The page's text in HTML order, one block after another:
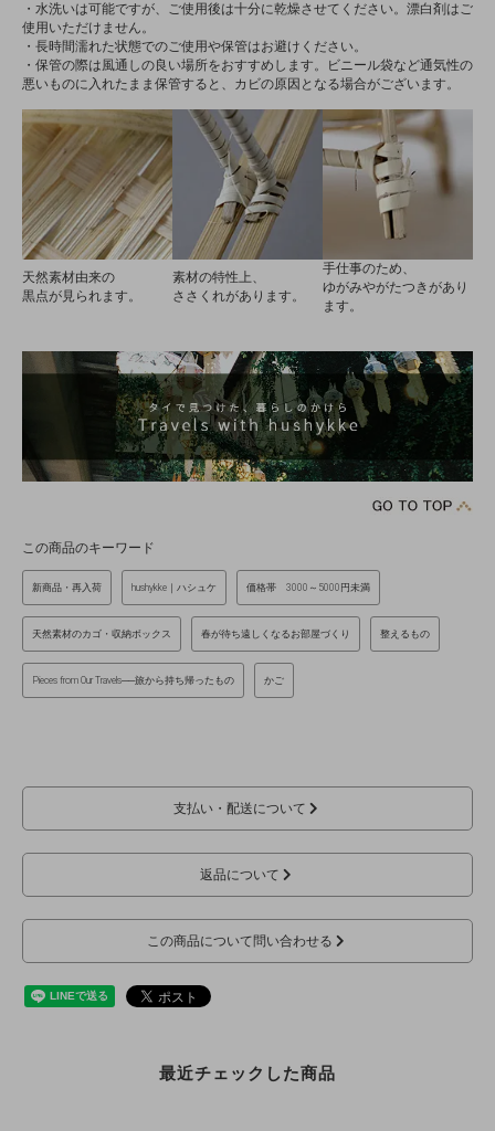
・水洗いは可能ですが、ご使用後は十分に乾燥させてください。漂白剤はご
使用いただけません。
・長時間濡れた状態でのご使用や保管はお避けください。
・保管の際は風通しの良い場所をおすすめします。ビニール袋など通気性の
悪いものに入れたまま保管すると、カビの原因となる場合がございます。
天然素材由来の
黒点が見られます。
素材の特性上、
ささくれがあります。
手仕事のため、
ゆがみやがたつきがあり
ます。
この商品のキーワード
新商品・再入荷 hushykke｜ハシュケ 価格帯 3000～5000円未満
天然素材のカゴ・収納ボックス 春が待ち遠しくなるお部屋づくり 整えるもの
Pieces from Our Travels──旅から持ち帰ったもの かご
支払い・配送について
返品について
この商品について問い合わせる
最近チェックした商品